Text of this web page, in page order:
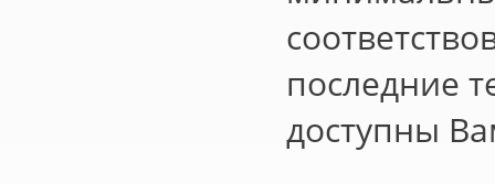
последние
доступны